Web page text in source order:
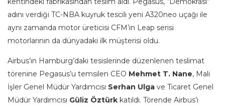
adını verdiği TC-NBA kuyruk tescili yeni A320neo uçağı ile
aynı zamanda motor üreticisi CFM’in Leap serisi
motorlarının da dünyadaki ilk müşterisi oldu.
Airbus’ın Hamburg’daki tesislerinde düzenlenen teslimat
törenine Pegasus’u temsilen CEO Mehmet T. Nane, Mali
İşler Genel Müdür Yardımcısı Serhan Ulga ve Ticaret Genel
Müdür Yardımcısı Güliz Öztürk katıldı. Törende Airbus’ı